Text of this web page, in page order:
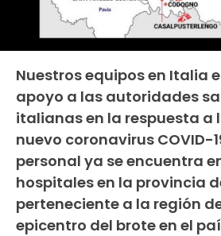
Nuestros equipos en Italia
apoyo a las autoridades
italianas en la respuesta a
nuevo coronavirus COVID-
personal ya se encuentra
hospitales en la provincia
perteneciente a la región
epicentro del brote en el